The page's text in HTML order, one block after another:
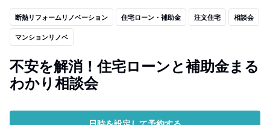
断熱リフォームリノベーション 住宅ローン・補助金 注文住宅 相談会
マンションリノベ
不安を解消！住宅ローンと補助金まる
わかり相談会